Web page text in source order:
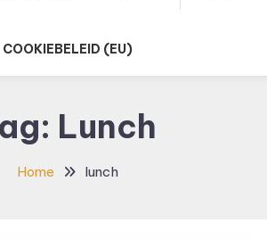
COOKIEBELEID (EU)
Lunch
Home lunch